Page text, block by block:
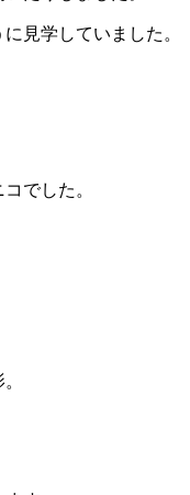
見学していました。
でした。